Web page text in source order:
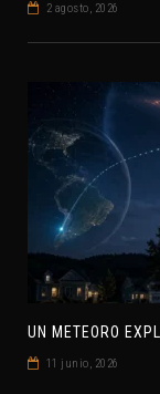
2 agosto, 2026
11 junio, 2026